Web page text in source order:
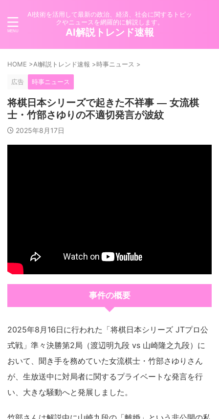
AI技術を活用して最新の政治、経済、社会に関するトピッ
クやニュースを網羅的に解説します。
AI解説トレンド速報
HOME >AI解説トレンド速報 >時事ニュース >
広告 時事ニュース
将棋日本シリーズで起きた不祥事 ― 女流棋
士・竹部さゆりの不適切発言が波紋
2025年8月17日
事件の概要
2025年8月16日に行われた「将棋日本シリーズ JTプロ公
式戦」準々決勝第2局（渡辺明九段 vs 山崎隆之九段）に
おいて、聞き手を務めていた女流棋士・竹部さゆりさん
が、生放送中に対局者に関するプライベートな発言を行
い、大きな騒動へと発展しました。